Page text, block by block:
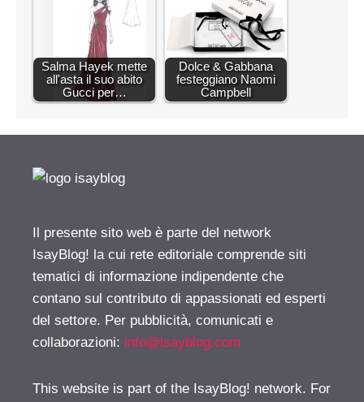
Salma Hayek mette
all'asta il suo abito
Gucci per…
Dolce & Gabbana
festeggiano Naomi
Campbell
Il presente sito web è parte del network
IsayBlog! la cui rete editoriale comprende siti
tematici di informazione indipendente che
contano sul contributo di appassionati ed esperti
del settore. Per pubblicità, comunicati e
collaborazioni: info@isayblog.com
This website is part of the IsayBlog! network. For